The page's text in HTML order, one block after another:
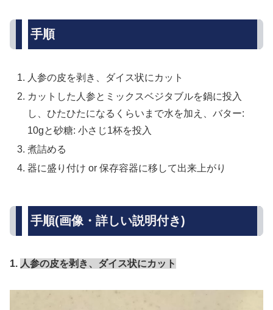
手順
人参の皮を剥き、ダイス状にカット
カットした人参とミックスベジタブルを鍋に投入
し、ひたひたになるくらいまで水を加え、バター:
10gと砂糖: 小さじ1杯を投入
煮詰める
器に盛り付け or 保存容器に移して出来上がり
手順(画像・詳しい説明付き)
1. 人参の皮を剥き、ダイス状にカット